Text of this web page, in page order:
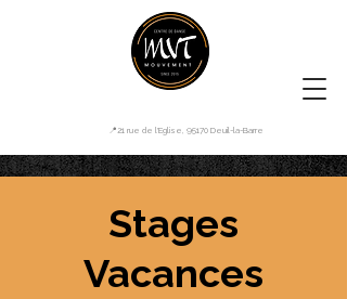
📍21 rue de l'Eglise, 95170 Deuil-la-Barre
Stages
Vacances